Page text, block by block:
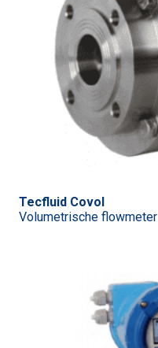
Tecfluid Covol
Volumetrische flowmeter